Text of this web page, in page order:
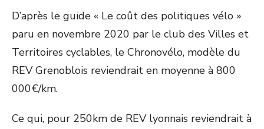
D’après le guide « Le coût des politiques vélo »
paru en novembre 2020 par le club des Villes et
Territoires cyclables, le Chronovélo, modèle du
REV Grenoblois reviendrait en moyenne à 800
000€/km.
Ce qui, pour 250km de REV lyonnais reviendrait à